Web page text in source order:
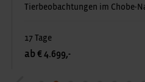
Tierbeobachtungen im Chobe-
17 Tage
ab € 4.699,-